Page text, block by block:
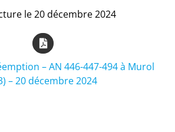
le 20 décembre 2024
– AN 446-447-494 à Murol
– 20 décembre 2024